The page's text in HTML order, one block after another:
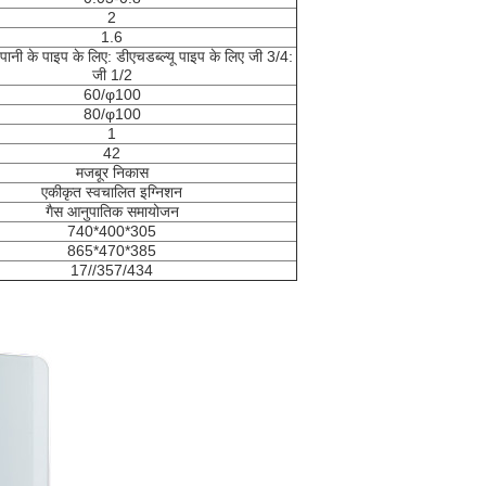
2
1.6
के पाइप के लिए: डीएचडब्ल्यू पाइप के लिए जी 3/4:
जी 1/2
60/φ100
80/φ100
1
42
मजबूर निकास
एकीकृत स्वचालित इग्निशन
गैस आनुपातिक समायोजन
740*400*305
865*470*385
17//357/434